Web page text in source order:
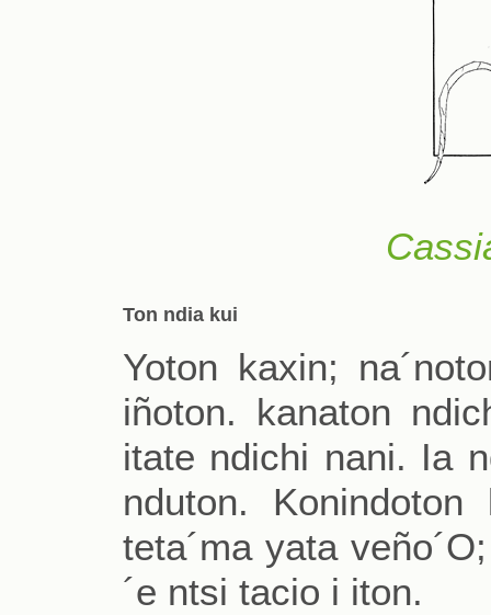
Ton ndia kui
Yoton kaxin;
iñoton. kanaton
itate ndichi nani. Ia
nduton.
teta´ma yata
´e ntsi tacio i iton.